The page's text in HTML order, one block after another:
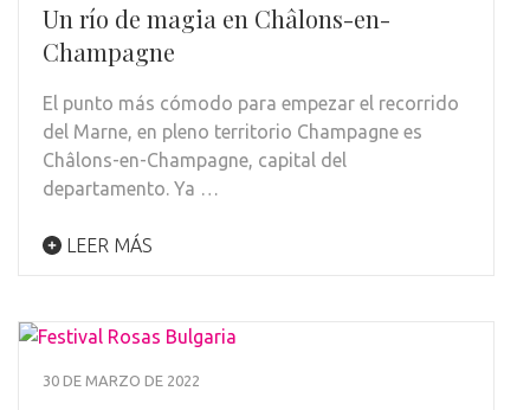
Un río de magia en Châlons-en-
Champagne
El punto más cómodo para empezar el recorrido
del Marne, en pleno territorio Champagne es
Châlons-en-Champagne, capital del
departamento. Ya …
LEER MÁS
30 DE MARZO DE 2022